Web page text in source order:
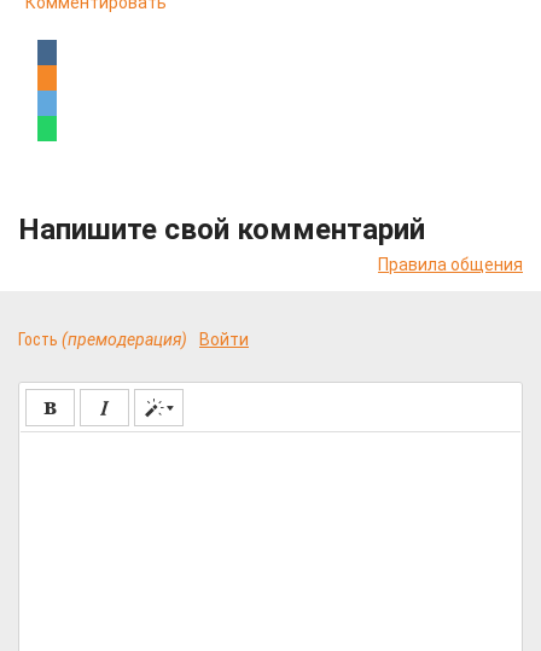
Напишите свой комментарий
Правила общения
Гость (премодерация) Войти